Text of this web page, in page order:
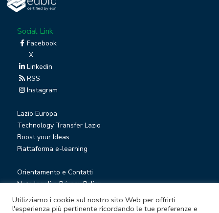
Social Link
Facebook
X
Linkedin
RSS
Instagram
Lazio Europa
Technology Transfer Lazio
Boost your Ideas
Piattaforma e-learning
Orientamento e Contatti
Note legali e Privacy Policy
Privacy Newsletter
Società trasparente
Utilizziamo i cookie sul nostro sito Web per offrirti
l'esperienza più pertinente ricordando le tue preferenze e